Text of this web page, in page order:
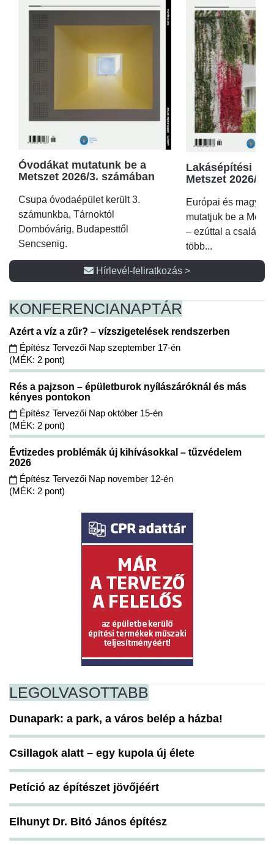
Óvodákat mutatunk be a
Metszet 2026/3. számában
Csupa óvodaépület került 3.
számunkba, Tárnoktól
Dombóvárig, Budapesttől
Sencsenig.
Lakásépítési
Metszet 2026/2.
Európai és magyar
mutatjuk be a
– ezúttal a családi
több...
Hírlevél-feliratkozás >
KONFERENCIANAPTÁR
Azért a víz a zűr? – vízszigetelések rendszerben
Építész Tervezői Nap szeptember 17-én
(MÉK: 2 pont)
Rés a pajzson – épületburok nyílászáróknál és más
kényes pontokon
Építész Tervezői Nap október 15-én
(MÉK: 2 pont)
Évtizedes problémák új kihívásokkal – tűzvédelem
2026
Építész Tervezői Nap november 12-én
(MÉK: 2 pont)
LEGOLVASOTTABB
Dunapark: a park, a város belép a házba!
Csillagok alatt – egy kupola új élete
Petíció az építészet jövőjéért
Elhunyt Dr. Bitó János építész